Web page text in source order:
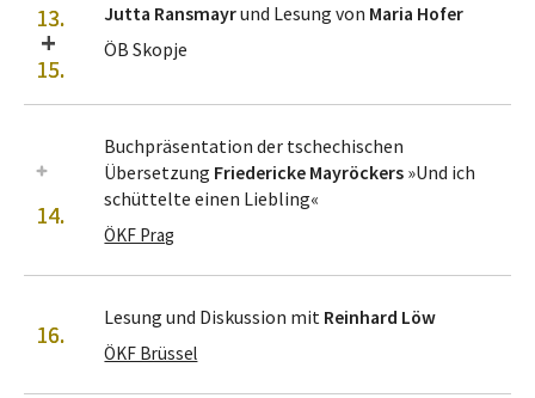
13.
+
15.
Jutta Ransmayrund Lesung von Maria Hofer
ÖB Skopje
14.
Buchpräsentation der tschechischen
Übersetzung Friedericke Mayröckers »Und ich
schüttelte einen Liebling«
ÖKF Prag
16.
Lesung und Diskussion mit Reinhard Löw
ÖKF Brüssel